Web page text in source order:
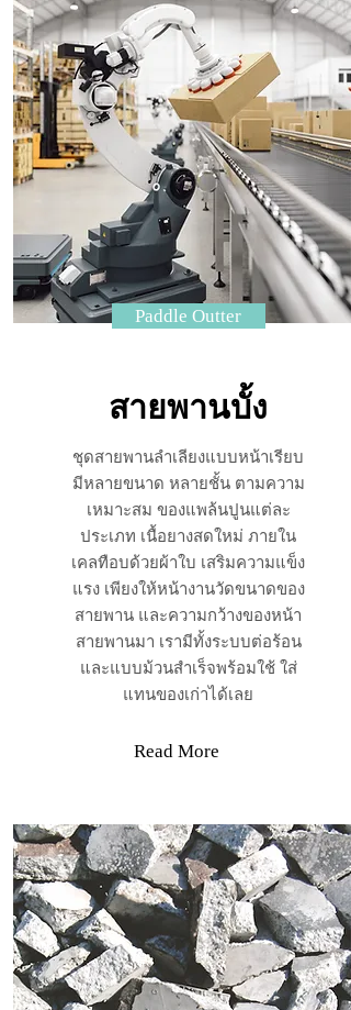
Paddle Outter
สายพานบั้ง
ชุดสายพานลำเลียงแบบหน้าเรียบ
มีหลายขนาด หลายชั้น ตามความ
เหมาะสม ของแพล้นปูนแต่ละ
ประเภท เนื้อยางสดใหม่ ภายใน
เคลทือบด้วยผ้าใบ เสริมความแข็ง
แรง เพียงให้หน้างานวัดขนาดของ
สายพาน และความกว้างของหน้า
สายพานมา เรามีทั้งระบบต่อร้อน
และแบบม้วนสำเร็จพร้อมใช้ ใส่
แทนของเก่าได้เลย
Read More